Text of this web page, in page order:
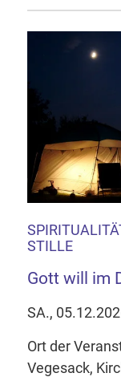
STILLE
Gott will im
SA.,
Ort der
Vegesack,